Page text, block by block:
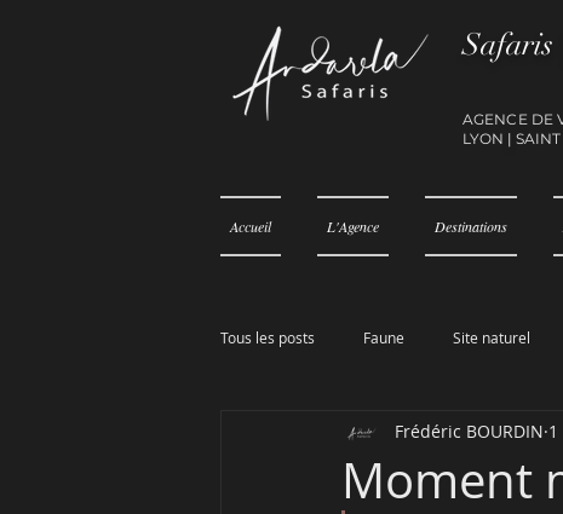
Safaris
AGENCE DE
LYON |
Accueil L'Agence Destinations
Tous les posts Faune Site naturel
Moment
Frédéric BOURDIN 1